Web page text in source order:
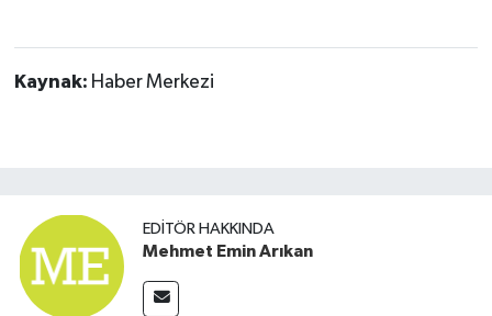
Kaynak: Haber Merkezi
EDITÖR HAKKINDA
Mehmet Emin Arıkan